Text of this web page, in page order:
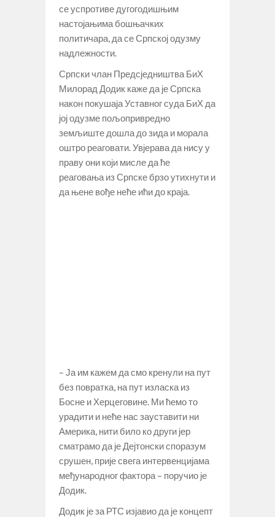
се успротиве дугогодишњим
настојањима бошњачких
политичара, да се Српској одузму
надлежности.
Српски члан Предсједништва БиХ
Милорад Додик каже да је Српска
након покушаја Уставног суда БиХ да
јој одузме пољопривредно
земљиште дошла до зида и морала
оштро реаговати. Увјерава да нису у
праву они који мисле да ће
реаговања из Српске брзо утихнути и
да њене вође неће ићи до краја.
– Ја им кажем да смо кренули на пут
без повратка, на пут изласка из
Босне и Херцеговине. Ми ћемо то
урадити и неће нас зауставити ни
Америка, нити било ко други јер
сматрамо да је Дејтонски споразум
срушен, прије свега интервенцијама
међународног фактора – поручио је
Додик.
Додик је за РТС изјавио да је концепт